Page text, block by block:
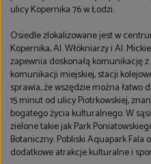
ulicy Kopernika 76 w Łodzi.
Osiedle zlokalizowane jest w
Kopernika, Al. Włókniarzy i Al.
zapewnia doskonałą komunikację
komunikacji miejskiej, stacji
sprawia, że wszędzie można
15 minut od ulicy Piotrkowskiej,
bogatego życia kulturalnego. W
zielone takie jak Park
Botaniczny. Pobliski Aquapark
dodatkowe atrakcje kulturalne i